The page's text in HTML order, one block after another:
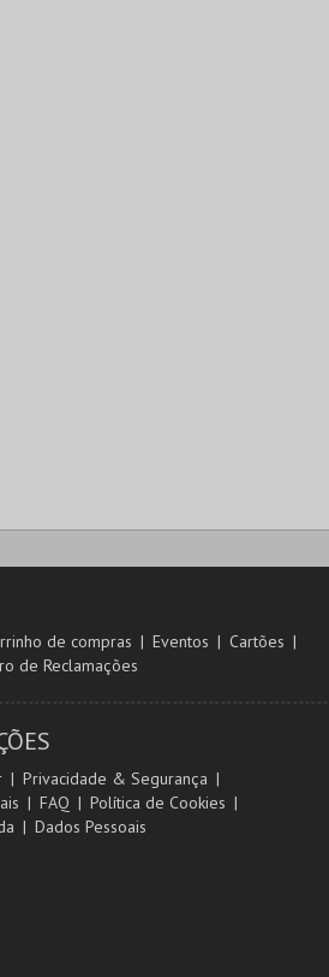
de compras Eventos
Cartões
de Reclamações
Privacidade & Segurança
FAQ
Política de Cookies
Dados Pessoais